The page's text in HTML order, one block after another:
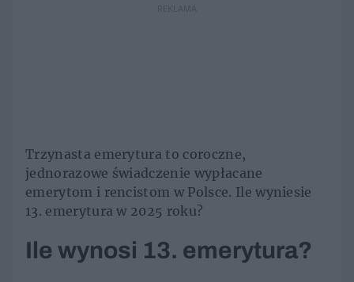
REKLAMA
Trzynasta emerytura to coroczne,
jednorazowe świadczenie wypłacane
emerytom i rencistom w Polsce. Ile wyniesie
13. emerytura w 2025 roku?
Ile wynosi 13. emerytura?